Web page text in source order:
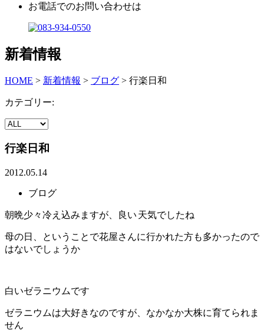
お電話でのお問い合わせは
新着情報
HOME > 新着情報 > ブログ > 行楽日和
カテゴリー:
行楽日和
2012.05.14
ブログ
朝晩少々冷え込みますが、良い 天気でしたね
母の日、ということで花屋さんに行かれた方も多かったので
はないでしょうか
白いゼラニウムです
ゼラニウムは大好きなのですが、なかなか大株に育てられま
せん